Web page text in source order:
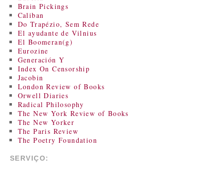
Brain Pickings
Caliban
Do Trapézio, Sem Rede
El ayudante de Vilnius
El Boomeran(g)
Eurozine
Generación Y
Index On Censorship
Jacobin
London Review of Books
Orwell Diaries
Radical Philosophy
The New York Review of Books
The New Yorker
The Paris Review
The Poetry Foundation
SERVIÇO: